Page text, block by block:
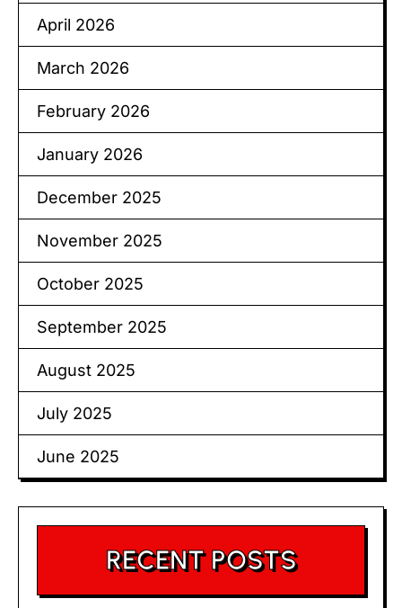
April 2026
March 2026
February 2026
January 2026
December 2025
November 2025
October 2025
September 2025
August 2025
July 2025
June 2025
RECENT POSTS